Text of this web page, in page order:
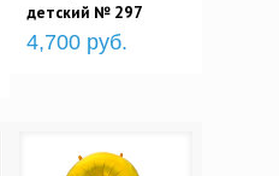
детский № 297
4,700 руб.